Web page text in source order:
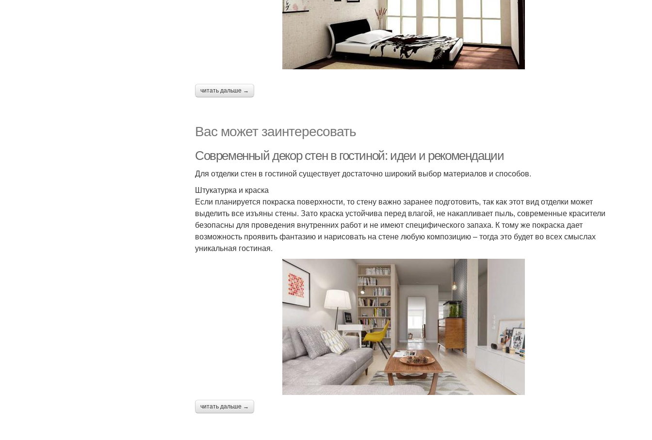
читать дальше →
Вас может заинтересовать
Современный декор стен в гостиной: идеи и рекомендации
Для отделки стен в гостиной существует достаточно широкий выбор материалов и способов.
Штукатурка и краска
Если планируется покраска поверхности, то стену важно заранее подготовить, так как этот вид отделки может
выделить все изъяны стены. Зато краска устойчива перед влагой, не накапливает пыль, современные красители
безопасны для проведения внутренних работ и не имеют специфического запаха. К тому же покраска дает
возможность проявить фантазию и нарисовать на стене любую композицию – тогда это будет во всех смыслах
уникальная гостиная.
читать дальше →